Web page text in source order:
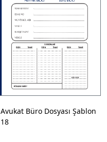
Avukat Büro Dosyası Şablon
18